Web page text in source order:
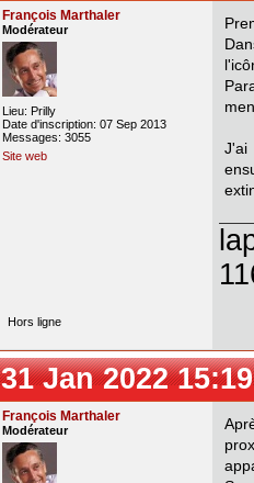
François Marthaler
Modérateur
Lieu: Prilly
Date d'inscription: 07 Sep 2013
Messages: 3055
Site web
J'ai
Hors ligne
31 Jan 2022
François Marthaler
Modérateur